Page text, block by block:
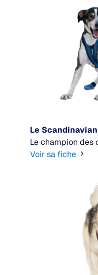
Le
Le champion des
Voir sa fiche